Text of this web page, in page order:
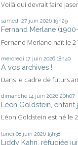
Voilà qui devrait faire
samedi 27 juin 2026 19h29
Fernand Merlane
Fernand Merlane naît le
mercredi 17 juin 2026 18h40
A vos archives !
Dans le cadre de futurs
dimanche 14 juin 2026 20h07
Léon Goldstein, enfant
Léon Goldstein est né le
lundi 08 juin 2026 15h38
Liddy Kahn, réfugiée